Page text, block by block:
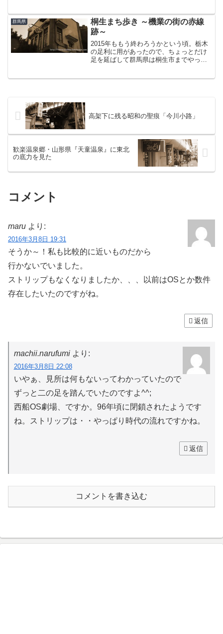
「浜のかきあげや」なる直売所があり、
週末ともなれば県内外から集...
群馬県
桐生まち歩き ～機業の街の赤線
跡～
2015年ももう終わろうかという頃。栃木
の足利に用があったので、ちょっとだけ
足を延ばして群馬県は桐生市までやって
高架下に残る昭和の聖痕「今川小路」
歓楽温泉郷・山形県『天童温泉』に東北
の底力を見た
コメント
maru より:
2016年3月8日 19:31
そうか～！私も比較的に近いものだから
行かないでいました。
ストリップもなくなりましたか、、、以前はOSとか数件
存在したいたのですがね。
返信
machii.narufumi より:
2016年3月8日 22:08
いやぁ、見所は何もないってわかっていたので
ずっと二の足を踏んでいたのですよ^^;
西船OS劇場、ですか。96年頃に閉鎖されたようです
ね。ストリップは・・やっぱり時代の流れですかね。
返信
コメントを書き込む